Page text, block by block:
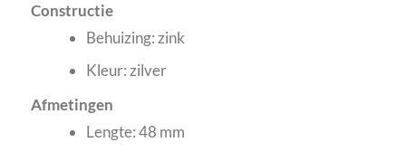
Constructie
Behuizing: zink
Kleur: zilver
Afmetingen
Lengte: 48 mm